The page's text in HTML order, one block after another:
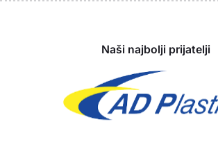
Naši najbolji prijatelji